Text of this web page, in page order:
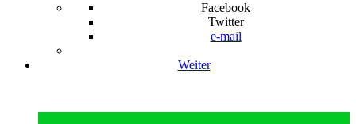
Facebook
Twitter
e-mail
Weiter